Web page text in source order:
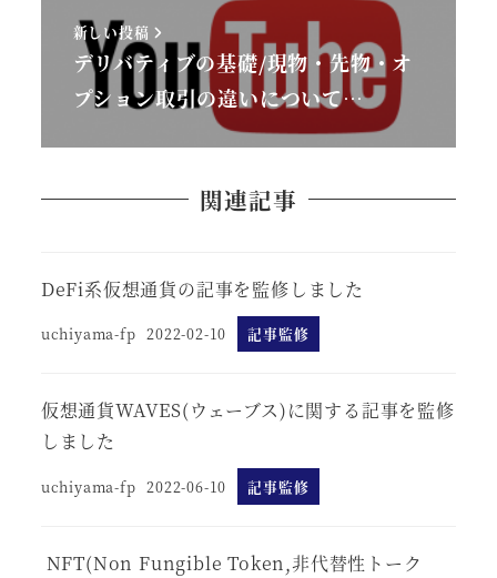
新しい投稿
デリバティブの基礎/現物・先物・オ
プション取引の違いについて…
関連記事
DeFi系仮想通貨の記事を監修しました
uchiyama-fp 2022-02-10 記事監修
仮想通貨WAVES(ウェーブス)に関する記事を監修
しました
uchiyama-fp 2022-06-10 記事監修
NFT(Non Fungible Token,非代替性トーク